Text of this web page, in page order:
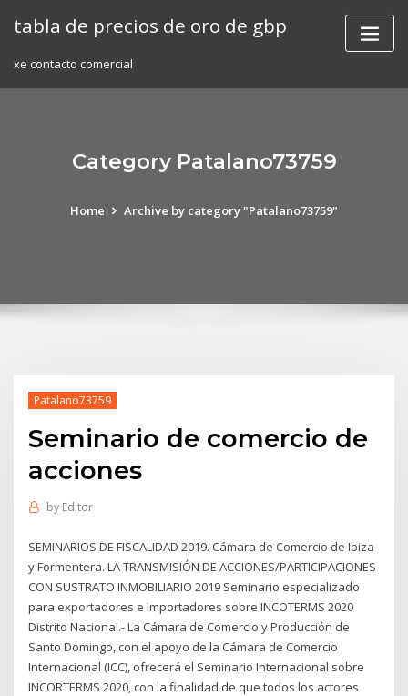
tabla de precios de oro de gbp
xe contacto comercial
Category Patalano73759
Home Archive by category "Patalano73759"
Patalano73759
Seminario de comercio de
acciones
by Editor
SEMINARIOS DE FISCALIDAD 2019. Cámara de Comercio de Ibiza
y Formentera. LA TRANSMISIÓN DE ACCIONES/PARTICIPACIONES
CON SUSTRATO INMOBILIARIO 2019 Seminario especializado
para exportadores e importadores sobre INCOTERMS 2020
Distrito Nacional.- La Cámara de Comercio y Producción de
Santo Domingo, con el apoyo de la Cámara de Comercio
Internacional (ICC), ofrecerá el Seminario Internacional sobre
INCORTERMS 2020, con la finalidad de que todos los actores